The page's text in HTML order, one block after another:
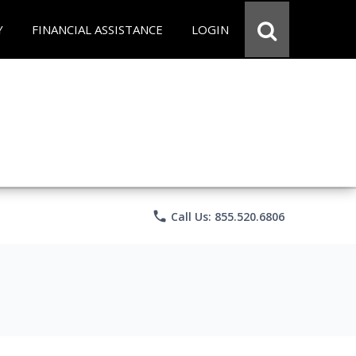
FINANCIAL ASSISTANCE LOGIN
phone Call Us: 855.520.6806